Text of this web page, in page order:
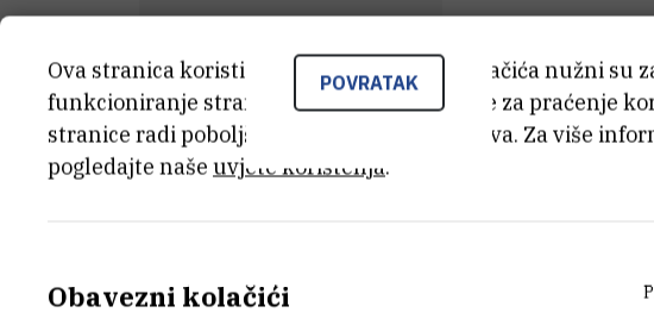
MB Mara
POVRATAK
Ova stranica koristi kolačiće. Neki od tih kolačića nužni su
funkcioniranje stranice, dok se drugi koriste za praćenje
stranice radi poboljšanja korisničkog iskustva. Za više
pogledajte naše uvjete korištenja.
Obavezni kolačići